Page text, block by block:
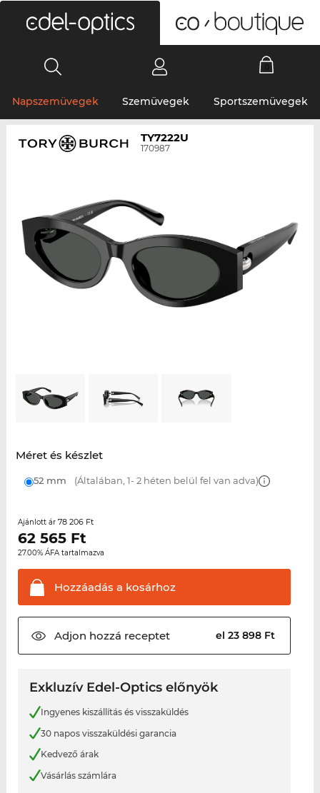
Napszemüvegek Szemüvegek Sportszemüvegek
TY7222U
170987
Méret és készlet
52 mm (Általában, 1- 2 héten belül fel van adva)
Ajánlott ár 78 206 Ft
62 565Ft
27.00% ÁFA tartalmazva
Hozzáadás a kosárhoz
Adjon hozzá receptet el 23 898 Ft
Exkluzív Edel-Optics előnyök
Ingyenes kiszállítás és visszaküldés
30 napos visszaküldési garancia
Kedvező árak
Vásárlás számlára